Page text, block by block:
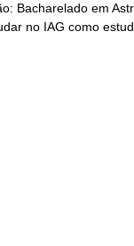
Bacharelado em
no IAG como